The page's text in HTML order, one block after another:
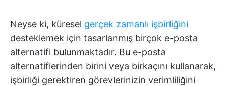
Neyse ki, küresel gerçek zamanlı işbirliğini
desteklemek için tasarlanmış birçok e-posta
alternatifi bulunmaktadır. Bu e-posta
alternatiflerinden birini veya birkaçını kullanarak,
işbirliği gerektiren görevlerinizin verimliliğini